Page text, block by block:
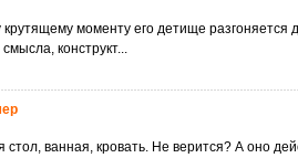
крутящему моменту его детище
конструкт...
стол, ванная, кровать. Не верится? А оно